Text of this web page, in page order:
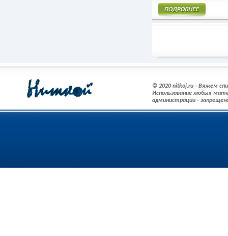
© 2020 nitkoj.ru - Вяжем
Использование любых
администрации -